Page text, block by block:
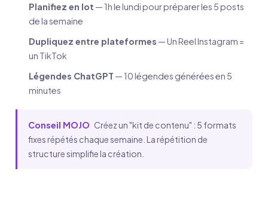
Planifiez en lot — 1h le lundi pour préparer les 5 posts
de la semaine
Dupliquez entre plateformes — Un Reel Instagram =
un TikTok
Légendes ChatGPT — 10 légendes générées en 5
minutes
Conseil MOJO Créez un "kit de contenu" : 5 formats
fixes répétés chaque semaine. La répétition de
structure simplifie la création.